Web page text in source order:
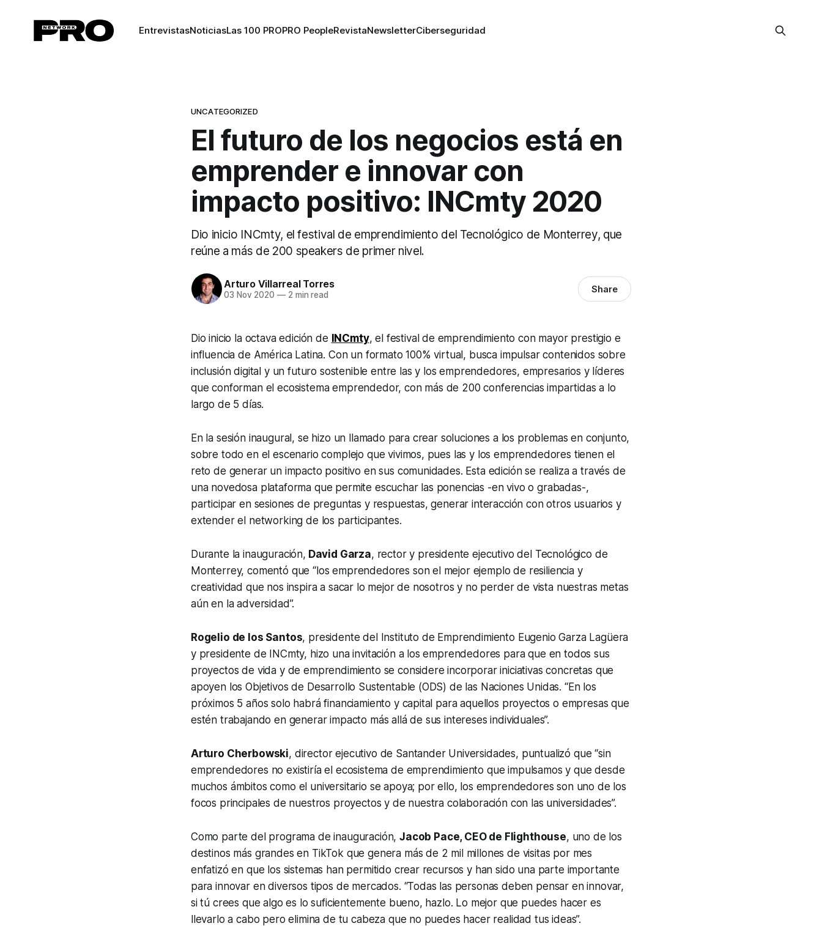
EntrevistasNoticiasLas 100 PROPRO PeopleRevistaNewsletterCiberseguridad
UNCATEGORIZED
El futuro de los negocios está en
emprender e innovar con
impacto positivo: INCmty 2020
Dio inicio INCmty, el festival de emprendimiento del Tecnológico de Monterrey, que
reúne a más de 200 speakers de primer nivel.
Arturo Villarreal Torres
03 Nov 2020 —2 min read Share
Dio inicio la octava edición de INCmty, el festival de emprendimiento con mayor prestigio e
influencia de América Latina. Con un formato 100% virtual, busca impulsar contenidos sobre
inclusión digital y un futuro sostenible entre las y los emprendedores, empresarios y líderes
que conforman el ecosistema emprendedor, con más de 200 conferencias impartidas a lo
largo de 5 días.
En la sesión inaugural, se hizo un llamado para crear soluciones a los problemas en conjunto,
sobre todo en el escenario complejo que vivimos, pues las y los emprendedores tienen el
reto de generar un impacto positivo en sus comunidades. Esta edición se realiza a través de
una novedosa plataforma que permite escuchar las ponencias -en vivo o grabadas-,
participar en sesiones de preguntas y respuestas, generar interacción con otros usuarios y
extender el networking de los participantes.
Durante la inauguración, David Garza, rector y presidente ejecutivo del Tecnológico de
Monterrey, comentó que “los emprendedores son el mejor ejemplo de resiliencia y
creatividad que nos inspira a sacar lo mejor de nosotros y no perder de vista nuestras metas
aún en la adversidad”.
Rogelio de los Santos, presidente del Instituto de Emprendimiento Eugenio Garza Lagüera
y presidente de INCmty, hizo una invitación a los emprendedores para que en todos sus
proyectos de vida y de emprendimiento se considere incorporar iniciativas concretas que
apoyen los Objetivos de Desarrollo Sustentable (ODS) de las Naciones Unidas. “En los
próximos 5 años solo habrá financiamiento y capital para aquellos proyectos o empresas que
estén trabajando en generar impacto más allá de sus intereses individuales”.
Arturo Cherbowski, director ejecutivo de Santander Universidades, puntualizó que “sin
emprendedores no existiría el ecosistema de emprendimiento que impulsamos y que desde
muchos ámbitos como el universitario se apoya; por ello, los emprendedores son uno de los
focos principales de nuestros proyectos y de nuestra colaboración con las universidades”.
Como parte del programa de inauguración,Jacob Pace, CEO de Flighthouse, uno de los
destinos más grandes en TikTok que genera más de 2 mil millones de visitas por mes
enfatizó en que los sistemas han permitido crear recursos y han sido una parte importante
para innovar en diversos tipos de mercados. “Todas las personas deben pensar en innovar,
si tú crees que algo es lo suficientemente bueno, hazlo. Lo mejor que puedes hacer es
llevarlo a cabo pero elimina de tu cabeza que no puedes hacer realidad tus ideas”.